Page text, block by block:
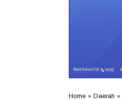
Home » Daerah »